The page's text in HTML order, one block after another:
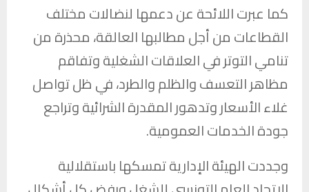
كما عبرت اللائحة عن دعمها لنضالات مختلف
القطاعات من أجل مطالبها العالقة، محذرة من
تنامي التوتر في العلاقات الشغلية وتفاقم
مظاهر التعسف والظلم والطرد، في ظل تواصل
غلاء الأسعار وتدهور المقدرة الشرائية وتراجع
جودة الخدمات العمومية.
وجددت الهيئة الإدارية تمسكها باستقلالية